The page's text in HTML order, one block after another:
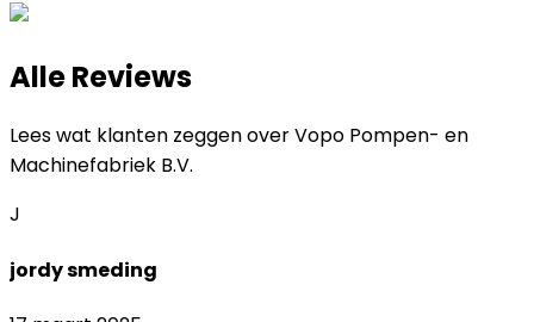
Alle Reviews
Lees wat klanten zeggen overVopo Pompen- en
Machinefabriek B.V.
J
jordy smeding